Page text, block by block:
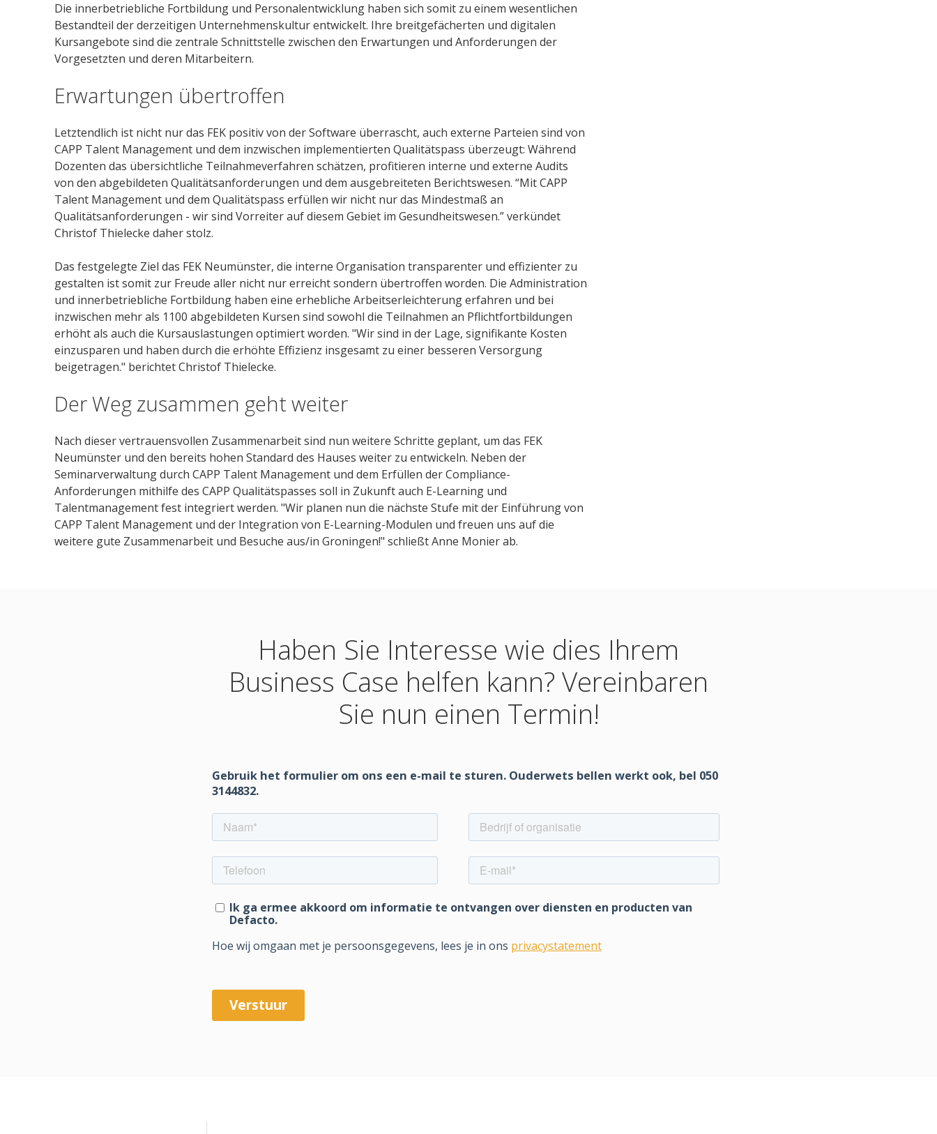
Die innerbetriebliche Fortbildung und Personalentwicklung haben sich somit zu einem wesentlichen
Bestandteil der derzeitigen Unternehmenskultur entwickelt. Ihre breitgefächerten und digitalen
Kursangebote sind die zentrale Schnittstelle zwischen den Erwartungen und Anforderungen der
Vorgesetzten und deren Mitarbeitern.
Erwartungen übertroffen
Letztendlich ist nicht nur das FEK positiv von der Software überrascht, auch externe Parteien sind von
CAPP Talent Management und dem inzwischen implementierten Qualitätspass überzeugt: Während
Dozenten das übersichtliche Teilnahmeverfahren schätzen, profitieren interne und externe Audits
von den abgebildeten Qualitätsanforderungen und dem ausgebreiteten Berichtswesen. “Mit CAPP
Talent Management und dem Qualitätspass erfüllen wir nicht nur das Mindestmaß an
Qualitätsanforderungen - wir sind Vorreiter auf diesem Gebiet im Gesundheitswesen.” verkündet
Christof Thielecke daher stolz.
Das festgelegte Ziel das FEK Neumünster, die interne Organisation transparenter und effizienter zu
gestalten ist somit zur Freude aller nicht nur erreicht sondern übertroffen worden. Die Administration
und innerbetriebliche Fortbildung haben eine erhebliche Arbeitserleichterung erfahren und bei
inzwischen mehr als 1100 abgebildeten Kursen sind sowohl die Teilnahmen an Pflichtfortbildungen
erhöht als auch die Kursauslastungen optimiert worden. "Wir sind in der Lage, signifikante Kosten
einzusparen und haben durch die erhöhte Effizienz insgesamt zu einer besseren Versorgung
beigetragen." berichtet Christof Thielecke.
Der Weg zusammen geht weiter
Nach dieser vertrauensvollen Zusammenarbeit sind nun weitere Schritte geplant, um das FEK
Neumünster und den bereits hohen Standard des Hauses weiter zu entwickeln. Neben der
Seminarverwaltung durch CAPP Talent Management und dem Erfüllen der Compliance-
Anforderungen mithilfe des CAPP Qualitätspasses soll in Zukunft auch E-Learning und
Talentmanagement fest integriert werden. "Wir planen nun die nächste Stufe mit der Einführung von
CAPP Talent Management und der Integration von E-Learning-Modulen und freuen uns auf die
weitere gute Zusammenarbeit und Besuche aus/in Groningen!" schließt Anne Monier ab.
Haben Sie Interesse wie dies Ihrem
Business Case helfen kann? Vereinbaren
Sie nun einen Termin!